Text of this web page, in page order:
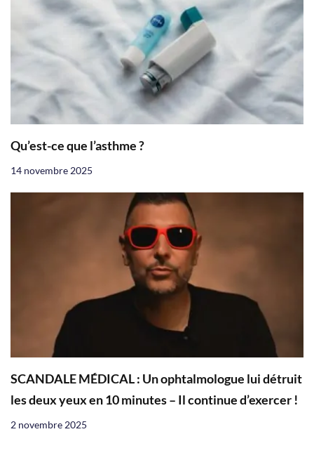
Qu’est-ce que l’asthme ?
14 novembre 2025
SCANDALE MÉDICAL : Un ophtalmologue lui détruit
les deux yeux en 10 minutes – Il continue d’exercer !
2 novembre 2025